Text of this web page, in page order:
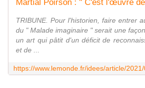
TRIBUNE. Pour l'historien, faire entrer
du " Malade imaginaire " serait une
un art qui pâtit d'un déficit de
et de ...